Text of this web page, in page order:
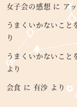
女子会の感想 に ア
うまくいかないこと
り
うまくいかないこと
より
会食 に 有沙 より